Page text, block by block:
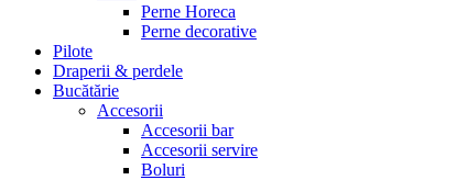
Perne Horeca
Perne decorative
Pilote
Draperii & perdele
Bucătărie
Accesorii
Accesorii bar
Accesorii servire
Boluri